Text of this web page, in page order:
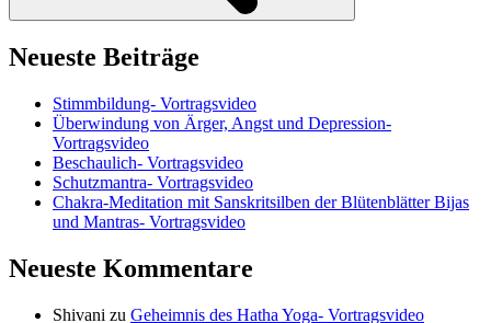
Neueste Beiträge
Stimmbildung- Vortragsvideo
Überwindung von Ärger, Angst und Depression-
Vortragsvideo
Beschaulich- Vortragsvideo
Schutzmantra- Vortragsvideo
Chakra-Meditation mit Sanskritsilben der Blütenblätter Bijas
und Mantras- Vortragsvideo
Neueste Kommentare
Shivani zu Geheimnis des Hatha Yoga- Vortragsvideo